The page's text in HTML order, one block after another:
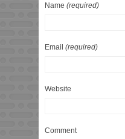
Name (required)
Email (required)
Website
Comment